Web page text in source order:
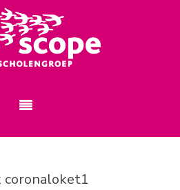
coronaloket1